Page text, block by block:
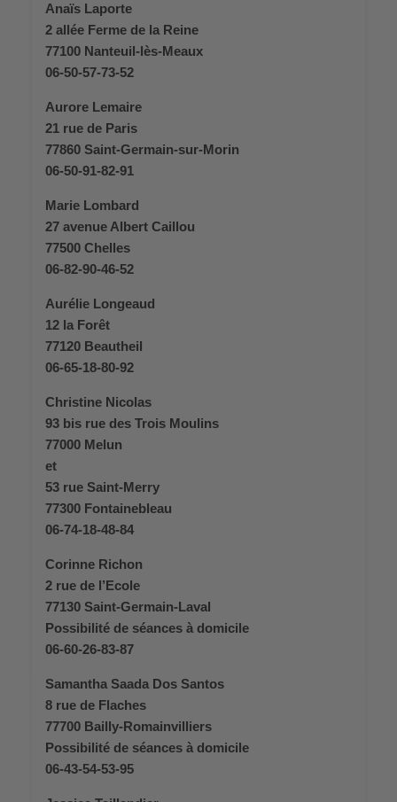
Anaïs Laporte
2 allée Ferme de la Reine
77100 Nanteuil-lès-Meaux
06-50-57-73-52
Aurore Lemaire
21 rue de Paris
77860 Saint-Germain-sur-Morin
06-50-91-82-91
Marie Lombard
27 avenue Albert Caillou
77500 Chelles
06-82-90-46-52
Aurélie Longeaud
12 la Forêt
77120 Beautheil
06-65-18-80-92
Christine Nicolas
93 bis rue des Trois Moulins
77000 Melun
et
53 rue Saint-Merry
77300 Fontainebleau
06-74-18-48-84
Corinne Richon
2 rue de l’Ecole
77130 Saint-Germain-Laval
Possibilité de séances à domicile
06-60-26-83-87
Samantha Saada Dos Santos
8 rue de Flaches
77700 Bailly-Romainvilliers
Possibilité de séances à domicile
06-43-54-53-95